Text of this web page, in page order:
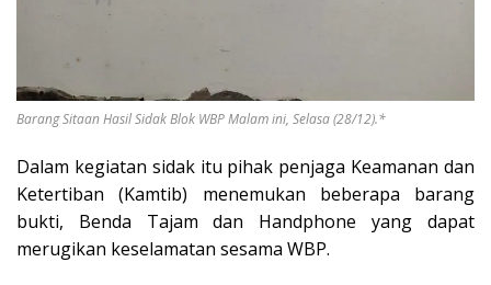
Barang Sitaan Hasil Sidak Blok WBP Malam ini, Selasa (28/12).*
Dalam kegiatan sidak itu pihak penjaga Keamanan dan
Ketertiban (Kamtib) menemukan beberapa barang
bukti, Benda Tajam dan Handphone yang dapat
merugikan keselamatan sesama WBP.